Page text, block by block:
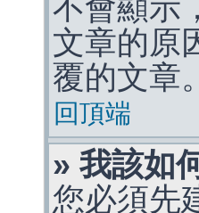
不會顯示
文章的原
覆的文章。
回頂端
» 我該如
您必須先